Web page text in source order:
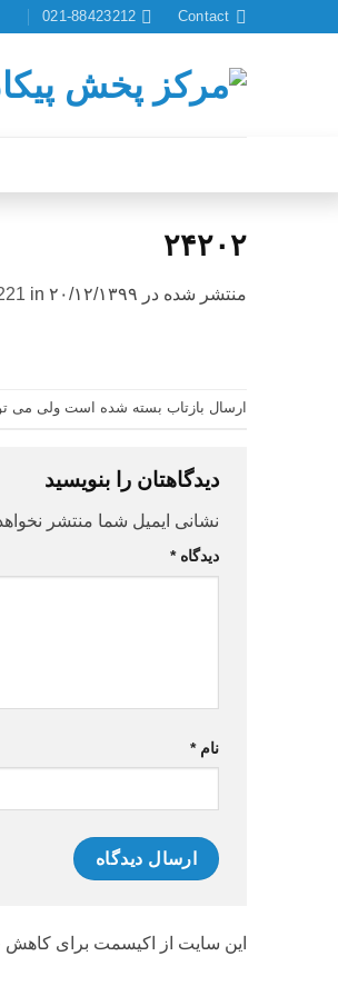
Contact
021-88423212
۲۴۲۰۲
منتشر شده در ۲۰/۱۲/۱۳۹۹ in
ارسال بازتاب بسته شده است ولی می
دیدگاهتان را بنویسید
نشانی ایمیل شما منتشر
دیدگاه*
نام*
این سایت از اکیسمت برای کاهش